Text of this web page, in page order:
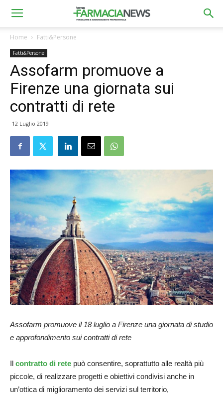
Home Fatti&Persone
Fatti&Persone
Assofarm promuove a
Firenze una giornata sui
contratti di rete
12 Luglio 2019
Assofarm promuove il 18 luglio a Firenze una giornata di studio
e approfondimento sui contratti di rete
Il contratto di rete può consentire, soprattutto alle realtà più
piccole, di realizzare progetti e obiettivi condivisi anche in
un’ottica di miglioramento dei servizi sul territorio,